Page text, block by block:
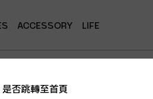
ACCESSORY LIFE
否跳轉至首頁
否跳轉至首頁
否跳轉至首頁
否跳轉至首頁
否跳轉至首頁